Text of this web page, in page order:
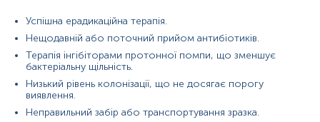
Зміст:
Синоніми
Успішна ерадикаційна терапія.
Нещодавній або поточний прийом антибіотиків.
Терапія інгібіторами протонної помпи, що зменшує
бактеріальну щільність.
Низький рівень колонізації, що не досягає порогу
виявлення.
Неправильний забір або транспортування зразка.